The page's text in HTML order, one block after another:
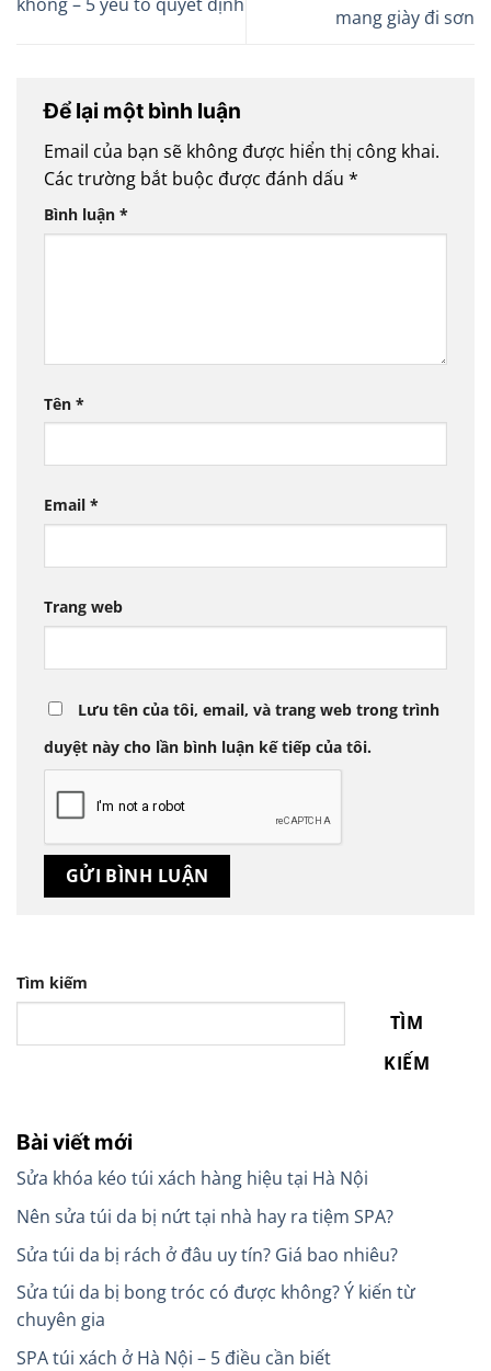
mang giày đi sơn
Để lại một bình luận
Email của bạn sẽ không được hiển thị công khai.
Các trường bắt buộc được đánh dấu *
Bình luận *
Tên *
Email *
Trang web
Lưu tên của tôi, email, và trang web trong trình
duyệt này cho lần bình luận kế tiếp của tôi.
Tìm kiếm
TÌM
KIẾM
Bài viết mới
Sửa khóa kéo túi xách hàng hiệu tại Hà Nội
Nên sửa túi da bị nứt tại nhà hay ra tiệm SPA?
Sửa túi da bị rách ở đâu uy tín? Giá bao nhiêu?
Sửa túi da bị bong tróc có được không? Ý kiến từ
chuyên gia
SPA túi xách ở Hà Nội – 5 điều cần biết